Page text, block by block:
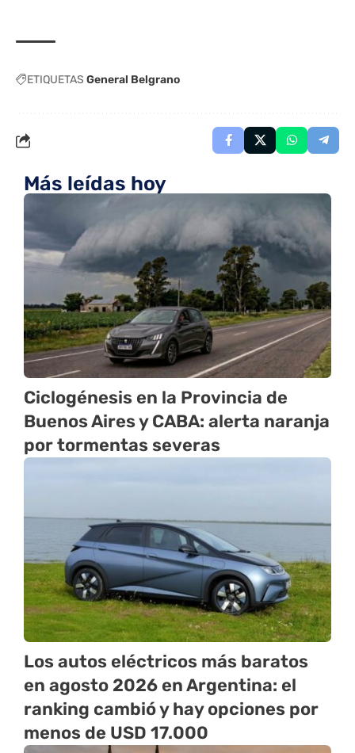
ETIQUETAS General Belgrano
Más leídas hoy
Ciclogénesis en la Provincia de
Buenos Aires y CABA: alerta naranja
por tormentas severas
Los autos eléctricos más baratos
en agosto 2026 en Argentina: el
ranking cambió y hay opciones por
menos de USD 17.000